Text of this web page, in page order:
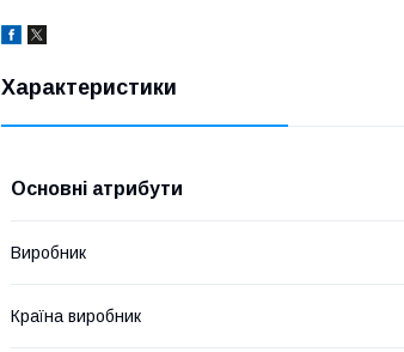
Характеристики
Основні атрибути
Виробник
Країна виробник